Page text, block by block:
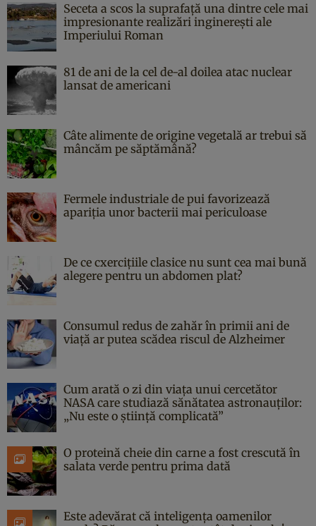
Seceta a scos la suprafață una dintre cele mai
impresionante realizări inginerești ale
Imperiului Roman
81 de ani de la cel de-al doilea atac nuclear
lansat de americani
Câte alimente de origine vegetală ar trebui să
mâncăm pe săptămână?
Fermele industriale de pui favorizează
apariția unor bacterii mai periculoase
De ce cxercițiile clasice nu sunt cea mai bună
alegere pentru un abdomen plat?
Consumul redus de zahăr în primii ani de
viață ar putea scădea riscul de Alzheimer
Cum arată o zi din viața unui cercetător
NASA care studiază sănătatea astronauților:
„Nu este o știință complicată”
O proteină cheie din carne a fost crescută în
salata verde pentru prima dată
Este adevărat că inteligența oamenilor